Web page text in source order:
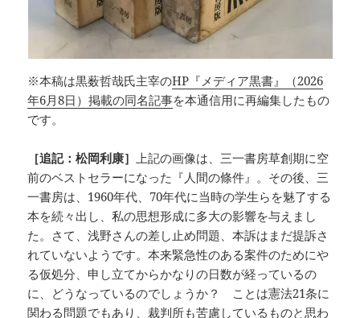
※本稿は黒薮哲哉氏主宰のHP『メディア黒書』（2026
年6月8日）掲載の同名記事を本通信用に再編集したもの
です。
［追記：松岡利康］上記の画像は、三一書房草創期に空
前のベストセラーになった『人間の條件』。その後、三
一書房は、1960年代、70年代に当時の学生らを魅了する
本を続々出し、私の思想形成に多大の影響を与えまし
た。さて、浅野さんの差し止め問題、本訴はまだ提訴さ
れていないようです。本来緊急性のある案件のためにや
る仮処分、申し立てからかなりの日数が経っているの
に、どうなっているのでしょうか？ ことは憲法21条に
関わる問題でもあり、裁判所も苦慮しているものと思わ